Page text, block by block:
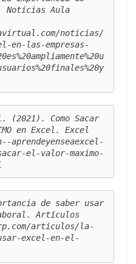
Noticias Aula
noticias/
en-las-empresas-
(2021). Como Sacar
en Excel. Excel
aprendeyenseaexcel-
el-valor-maximo-
de saber usar
Artículos
articulos/la-
excel-en-el-